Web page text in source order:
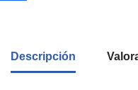
Descripción